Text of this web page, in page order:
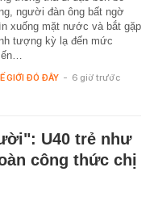
người đàn ông bất ngờ
xuống mặt nước và bắt gặp
tượng kỳ lạ đến mức
GIỚI ĐÓ ĐÂY - 6 giờ trước
U40 trẻ như
công thức chị